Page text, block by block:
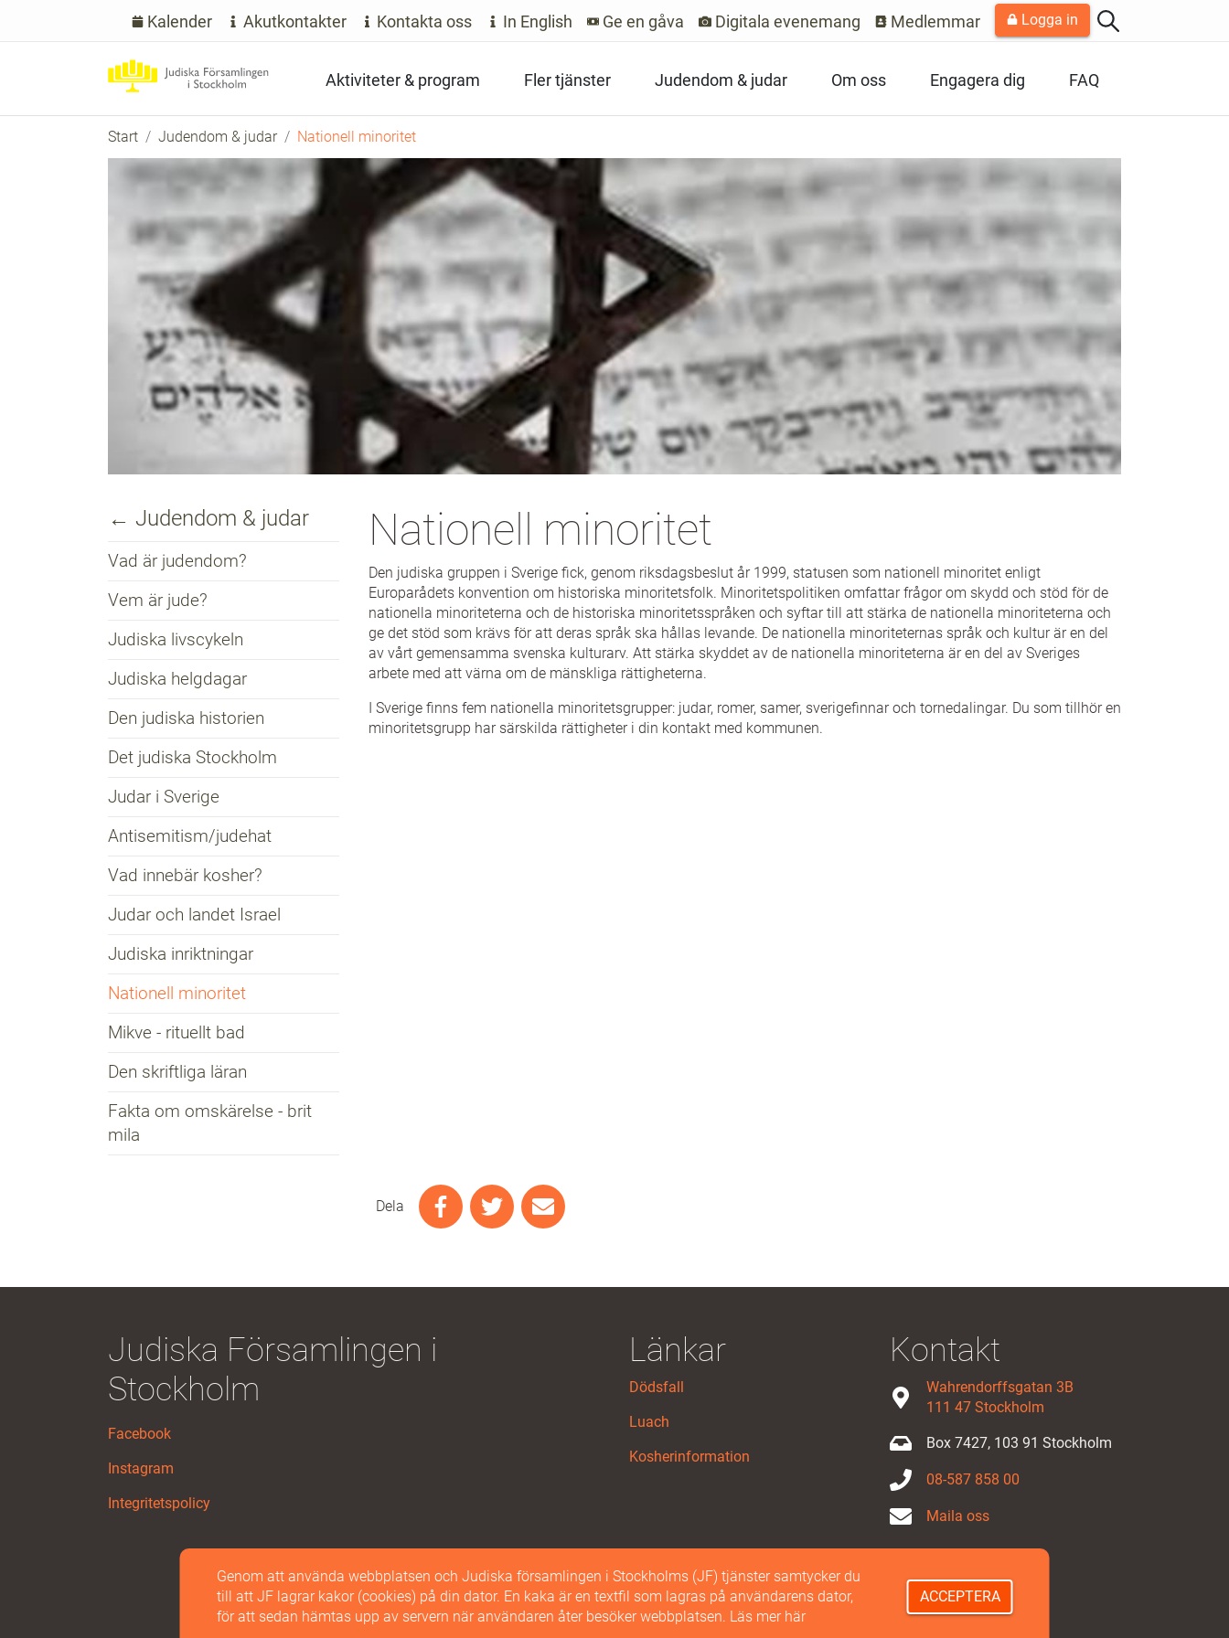
Kalender Akutkontakter Kontakta oss In English Ge en gåva Digitala evenemang Medlemmar Logga in
Aktiviteter & program Fler tjänster Judendom & judar Om oss Engagera dig FAQ
Start Judendom & judar Nationell minoritet
← Judendom & judar
Vad är judendom?
Vem är jude?
Judiska livscykeln
Judiska helgdagar
Den judiska historien
Det judiska Stockholm
Judar i Sverige
Antisemitism/judehat
Vad innebär kosher?
Judar och landet Israel
Judiska inriktningar
Nationell minoritet
Mikve - rituellt bad
Den skriftliga läran
Fakta om omskärelse - brit
mila
Nationell minoritet
Den judiska gruppen i Sverige fick, genom riksdagsbeslut år 1999, statusen som nationell minoritet enligt
Europarådets konvention om historiska minoritetsfolk. Minoritetspolitiken omfattar frågor om skydd och stöd för de
nationella minoriteterna och de historiska minoritetsspråken och syftar till att stärka de nationella minoriteterna och
ge det stöd som krävs för att deras språk ska hållas levande. De nationella minoriteternas språk och kultur är en del
av vårt gemensamma svenska kulturarv. Att stärka skyddet av de nationella minoriteterna är en del av Sveriges
arbete med att värna om de mänskliga rättigheterna.
I Sverige finns fem nationella minoritetsgrupper: judar, romer, samer, sverigefinnar och tornedalingar. Du som tillhör en
minoritetsgrupp har särskilda rättigheter i din kontakt med kommunen.
Dela
Judiska Församlingen i
Stockholm
Facebook
Instagram
Integritetspolicy
Länkar
Dödsfall
Luach
Kosherinformation
Kontakt
Wahrendorffsgatan 3B
111 47 Stockholm
Box 7427, 103 91 Stockholm
08-587 858 00
Maila oss
© 2026 Judiska Församlingen Stockholm | Alla rättigheter förbehålls.
Genom att använda webbplatsen och Judiska församlingen i Stockholms (JF) tjänster samtycker du
till att JF lagrar kakor (cookies) på din dator. En kaka är en textfil som lagras på användarens dator,
för att sedan hämtas upp av servern när användaren åter besöker webbplatsen. Läs mer här
ACCEPTERA